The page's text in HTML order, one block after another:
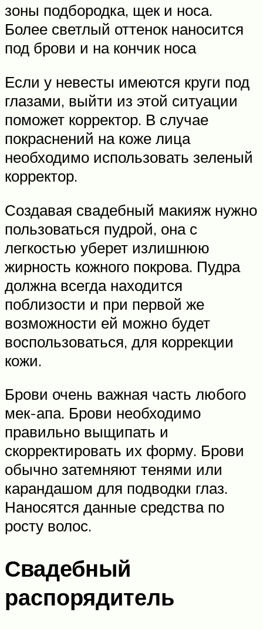
зоны подбородка, щек и носа.
Более светлый оттенок наносится
под брови и на кончик носа
Если у невесты имеются круги под
глазами, выйти из этой ситуации
поможет корректор. В случае
покраснений на коже лица
необходимо использовать зеленый
корректор.
Создавая свадебный макияж нужно
пользоваться пудрой, она с
легкостью уберет излишнюю
жирность кожного покрова. Пудра
должна всегда находится
поблизости и при первой же
возможности ей можно будет
воспользоваться, для коррекции
кожи.
Брови очень важная часть любого
мек-апа. Брови необходимо
правильно выщипать и
скорректировать их форму. Брови
обычно затемняют тенями или
карандашом для подводки глаз.
Наносятся данные средства по
росту волос.
Свадебный
распорядитель